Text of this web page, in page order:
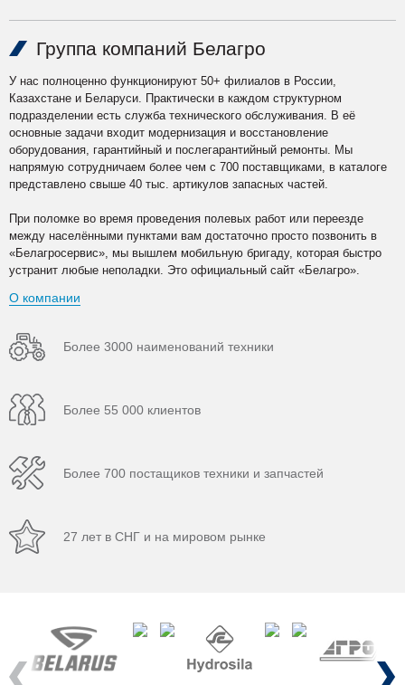
Группа компаний Белагро
У нас полноценно функционируют 50+ филиалов в России,
Казахстане и Беларуси. Практически в каждом структурном
подразделении есть служба технического обслуживания. В её
основные задачи входит модернизация и восстановление
оборудования, гарантийный и послегарантийный ремонты. Мы
напрямую сотрудничаем более чем с 700 поставщиками, в каталоге
представлено свыше 40 тыс. артикулов запасных частей.
При поломке во время проведения полевых работ или переезде
между населёнными пунктами вам достаточно просто позвонить в
«Белагросервис», мы вышлем мобильную бригаду, которая быстро
устранит любые неполадки. Это официальный сайт «Белагро».
О компании
Более 3000 наименований техники
Более 55 000 клиентов
Более 700 постащиков техники и запчастей
27 лет в СНГ и на мировом рынке
Previous Next